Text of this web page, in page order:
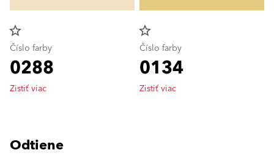
star_border
Číslo farby
0288
Zistiť viac
star_border
Číslo farby
0134
Zistiť viac
Odtiene